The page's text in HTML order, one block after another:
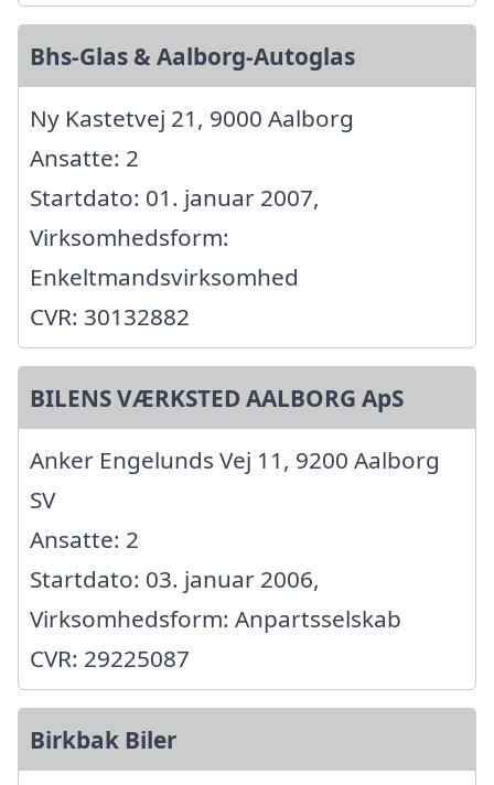
Bhs-Glas & Aalborg-Autoglas
Ny Kastetvej 21, 9000 Aalborg
Ansatte: 2
Startdato: 01. januar 2007,
Virksomhedsform:
Enkeltmandsvirksomhed
CVR: 30132882
BILENS VÆRKSTED AALBORG ApS
Anker Engelunds Vej 11, 9200 Aalborg
SV
Ansatte: 2
Startdato: 03. januar 2006,
Virksomhedsform: Anpartsselskab
CVR: 29225087
Birkbak Biler